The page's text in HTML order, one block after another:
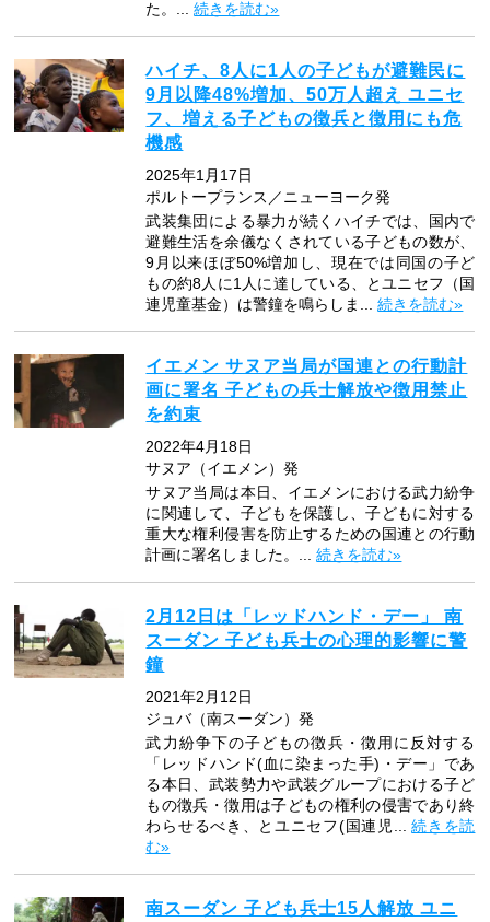
た。...続きを読む»
ハイチ、8人に1人の子どもが避難民に
9月以降48%増加、50万人超え ユニセ
フ、増える子どもの徴兵と徴用にも危
機感
2025年1月17日
ポルトープランス／ニューヨーク発
武装集団による暴力が続くハイチでは、国内で
避難生活を余儀なくされている子どもの数が、
9月以来ほぼ50%増加し、現在では同国の子ど
もの約8人に1人に達している、とユニセフ（国
連児童基金）は警鐘を鳴らしま...続きを読む»
イエメン サヌア当局が国連との行動計
画に署名 子どもの兵士解放や徴用禁止
を約束
2022年4月18日
サヌア（イエメン）発
サヌア当局は本日、イエメンにおける武力紛争
に関連して、子どもを保護し、子どもに対する
重大な権利侵害を防止するための国連との行動
計画に署名しました。...続きを読む»
2月12日は「レッドハンド・デー」 南
スーダン 子ども兵士の心理的影響に警
鐘
2021年2月12日
ジュバ（南スーダン）発
武力紛争下の子どもの徴兵・徴用に反対する
「レッドハンド(血に染まった手)・デー」であ
る本日、武装勢力や武装グループにおける子ど
もの徴兵・徴用は子どもの権利の侵害であり終
わらせるべき、とユニセフ(国連児...続きを読
む»
南スーダン 子ども兵士15人解放 ユニ